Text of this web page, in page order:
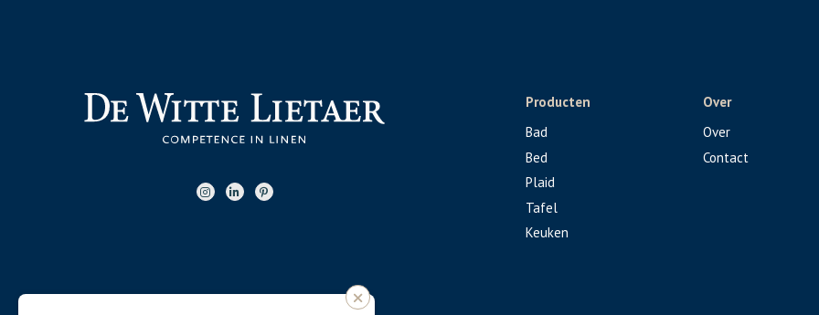
Producten
Bad
Bed
Plaid
Tafel
Keuken
Over
Over
Contact